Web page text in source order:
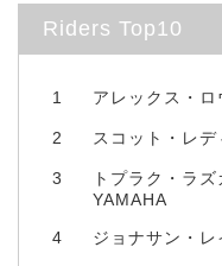
Riders Top10
1 アレックス・
2 スコット・レ
3
トプラク・ラ
YAMAHA
4 ジョナサン・